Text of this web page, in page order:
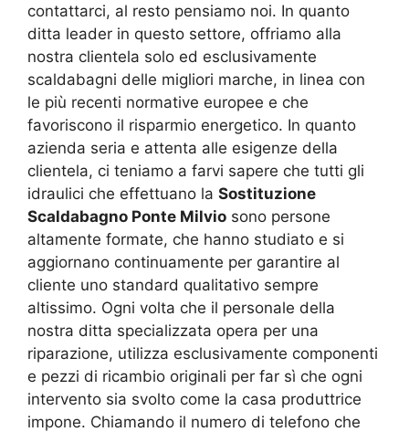
contattarci, al resto pensiamo noi. In quanto
ditta leader in questo settore, offriamo alla
nostra clientela solo ed esclusivamente
scaldabagni delle migliori marche, in linea con
le più recenti normative europee e che
favoriscono il risparmio energetico. In quanto
azienda seria e attenta alle esigenze della
clientela, ci teniamo a farvi sapere che tutti gli
idraulici che effettuano la Sostituzione
Scaldabagno Ponte Milvio sono persone
altamente formate, che hanno studiato e si
aggiornano continuamente per garantire al
cliente uno standard qualitativo sempre
altissimo. Ogni volta che il personale della
nostra ditta specializzata opera per una
riparazione, utilizza esclusivamente componenti
e pezzi di ricambio originali per far sì che ogni
intervento sia svolto come la casa produttrice
impone. Chiamando il numero di telefono che